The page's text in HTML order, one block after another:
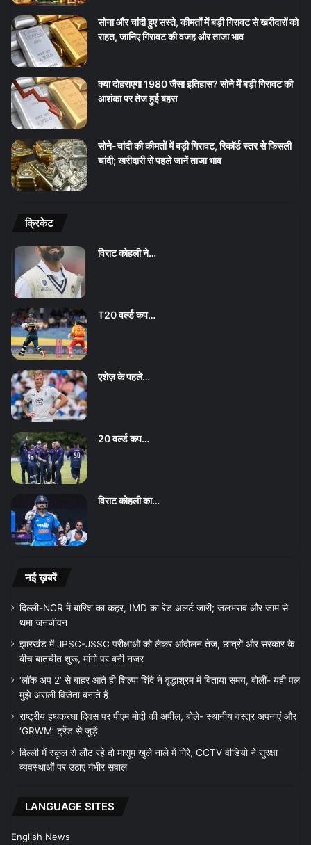
सोना और चांदी हुए सस्ते, कीमतों में बड़ी गिरावट से खरीदारों को
राहत, जानिए गिरावट की वजह और ताजा भाव
क्या दोहराएगा 1980 जैसा इतिहास? सोने में बड़ी गिरावट की
आशंका पर तेज हुई बहस
सोने-चांदी की कीमतों में बड़ी गिरावट, रिकॉर्ड स्तर से फिसली
चांदी; खरीदारी से पहले जानें ताजा भाव
क्रिकेट
विराट कोहली ने…
T20 वर्ल्ड कप…
एशेज़ के पहले…
20 वर्ल्ड कप…
विराट कोहली का…
नई ख़बरें
दिल्ली-NCR में बारिश का कहर, IMD का रेड अलर्ट जारी; जलभराव और जाम से
थमा जनजीवन
झारखंड में JPSC-JSSC परीक्षाओं को लेकर आंदोलन तेज, छात्रों और सरकार के
बीच बातचीत शुरू, मांगों पर बनी नजर
‘लॉक अप 2’ से बाहर आते ही शिल्पा शिंदे ने वृद्धाश्रम में बिताया समय, बोलीं- यही पल
मुझे असली विजेता बनाते हैं
राष्ट्रीय हथकरघा दिवस पर पीएम मोदी की अपील, बोले- स्थानीय वस्त्र अपनाएं और
‘GRWM’ ट्रेंड से जुड़ें
दिल्ली में स्कूल से लौट रहे दो मासूम खुले नाले में गिरे, CCTV वीडियो ने सुरक्षा
व्यवस्थाओं पर उठाए गंभीर सवाल
LANGUAGE SITES
English News